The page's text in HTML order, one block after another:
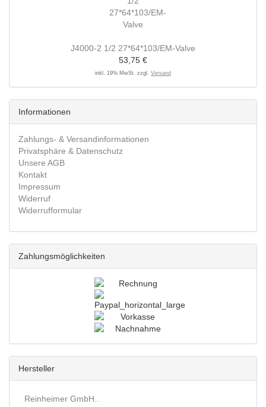
J4000-2 1/2 27*64*103/EM-Valve
53,75 €
inkl. 19% MwSt. zzgl. Versand
Informationen
Zahlungs- & Versandinformationen
Privatsphäre & Datenschutz
Unsere AGB
Kontakt
Impressum
Widerruf
Widerrufformular
Zahlungsmöglichkeiten
Hersteller
Reinheimer GmbH..